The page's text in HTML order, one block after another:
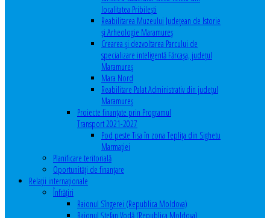
localitatea Pribilești
Reabilitarea Muzeului Județean de Istorie
și Arheologie Maramureș
Crearea și dezvoltarea Parcului de
specializare inteligentă Fărcașa, județul
Maramureș
Mara Nord
Reabilitare Palat Administrativ din județul
Maramureș
Proiecte finanțate prin Programul
Transport 2021-2027
Pod peste Tisa în zona Teplița din Sighetu
Marmației
Planificare teritorială
Oportunităţi de finanţare
Relaţii internaţionale
Înfrăţiri
Raionul Sîngerei (Republica Moldova)
Raionul Ștefan Vodă (Republica Moldova)